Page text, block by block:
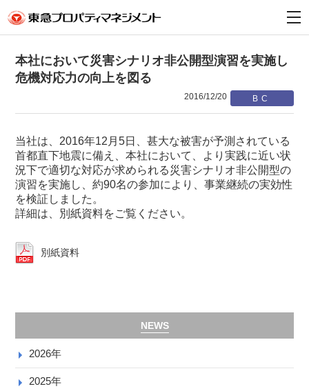
t
o
g
i
本社において災害シナリオ非公開型演習を実施し
危機対応力の向上を図る
2016/12/20
当社は、2016年12月5日、甚大な被害が予測されている
首都直下地震に備え、本社において、より実践に近い状
況下で適切な対応が求められる災害シナリオ非公開型の
演習を実施し、約90名の参加により、事業継続の実効性
を検証しました。
詳細は、別紙資料をご覧ください。
別紙資料
NEWS
2026年
2025年